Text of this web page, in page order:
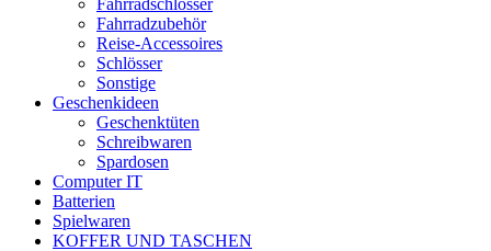
Fahrradzubehör
Reise-Accessoires
Schlösser
Sonstige
Geschenkideen
Geschenktüten
Schreibwaren
Spardosen
Computer IT
Batterien
Spielwaren
KOFFER UND TASCHEN